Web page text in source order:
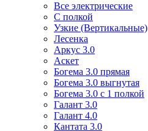
Все электрические
С полкой
Узкие (Вертикальные)
Лесенка
Аркус 3.0
Аскет
Богема 3.0 прямая
Богема 3.0 выгнутая
Богема 3.0 с 1 полкой
Галант 3.0
Галант 4.0
Кантата 3.0